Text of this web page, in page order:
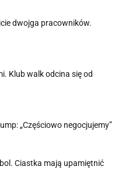
dwojga pracowników.
Klub walk odcina się od
„Częściowo negocjujemy”
Ciastka mają upamiętnić